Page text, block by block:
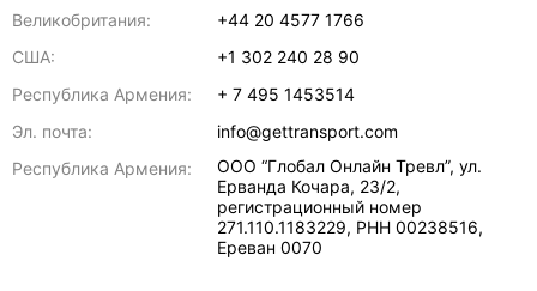
Великобритания:
+44 20 4577 1766
США:
+1 302 240 28 90
Республика Армения:
+ 7 495 1453514
Эл. почта:
info@gettransport.com
Республика Армения:
ООО “Глобал Онлайн Тревл”, ул.
Ерванда Кочара, 23/2,
регистрационный номер
271.110.1183229, РНН 00238516,
Ереван 0070